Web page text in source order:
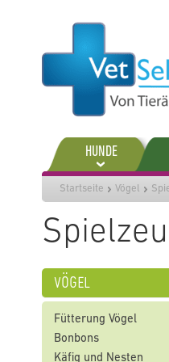
springen
HUNDE
Startseite Vögel
vögel
Fütterung Vögel
Bonbons
Käfig und Nesten